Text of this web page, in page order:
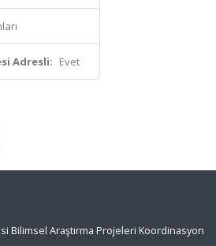
Adresli: Evet
Bilimsel Araştırma Projeleri Koordinasyon